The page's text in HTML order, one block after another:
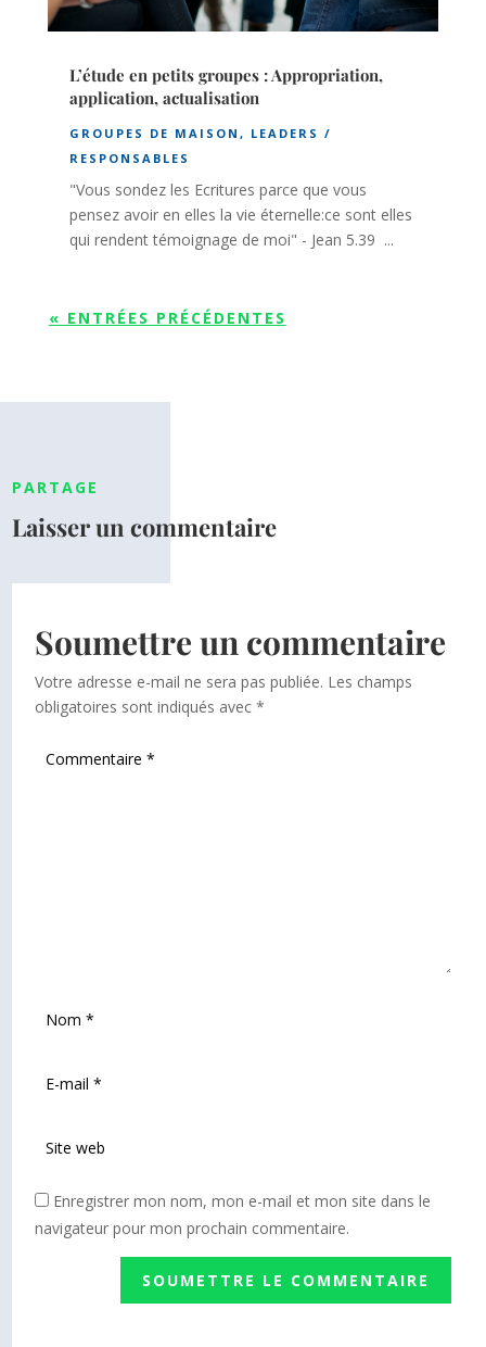
L’étude en petits groupes : Appropriation,
application, actualisation
GROUPES DE MAISON , LEADERS /
RESPONSABLES
"Vous sondez les Ecritures parce que vous
pensez avoir en elles la vie éternelle:ce sont elles
qui rendent témoignage de moi" - Jean 5.39 ...
« ENTRÉES PRÉCÉDENTES
PARTAGE
Laisser un commentaire
Soumettre un commentaire
Votre adresse e-mail ne sera pas publiée. Les champs
obligatoires sont indiqués avec*
Enregistrer mon nom, mon e-mail et mon site dans le
navigateur pour mon prochain commentaire.
SOUMETTRE LE COMMENTAIRE